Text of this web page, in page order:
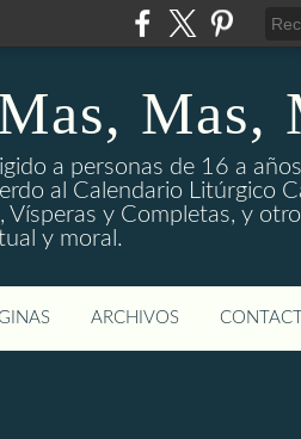
Mas,
a personas de 16 a
al Calendario Litúrgico
Vísperas y Completas, y
y moral.
ARCHIVOS